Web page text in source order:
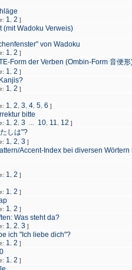
1 2 ]
(mit Wadoku Verweis)
von Wadoku
1 2 ]
Form der Verben (Ombin-Form 音便形
1 2 ]
1 2 ]
1 2 3 4 5 6 ]
bitte
1 2 3 10 11 12 ]
しは"?
1 2 3 ]
Accent-Index bei diversen
1 2 ]
1 2 ]
1 2 ]
Was steht da?
1 2 3 ]
ich "Ich liebe dich"?
1 2 ]
1 2 ]